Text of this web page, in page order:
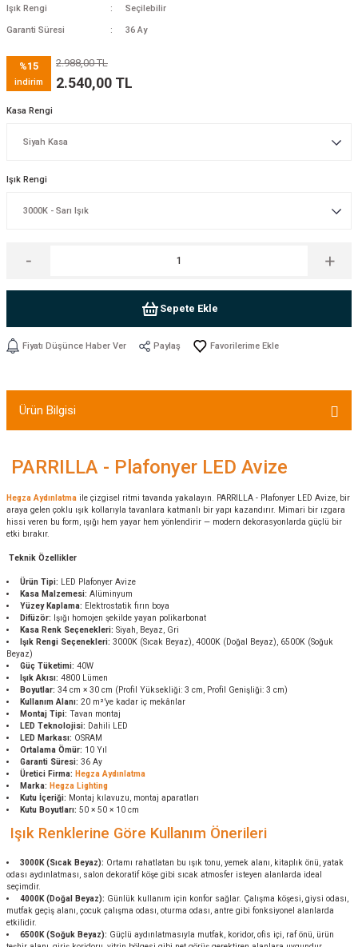
Işık Rengi Seçilebilir
Garanti Süresi 36 Ay
%15
indirim
2.988,00 TL
2.540,00 TL
Kasa Rengi
Işık Rengi
Sepete Ekle
Fiyatı Düşünce Haber Ver Paylaş
Ürün Bilgisi
PARRILLA - Plafonyer LED Avize
Hegza Aydınlatma ile çizgisel ritmi tavanda yakalayın. PARRILLA - Plafonyer LED Avize, bir
araya gelen çoklu ışık kollarıyla tavanlara katmanlı bir yapı kazandırır. Mimari bir ızgara
hissi veren bu form, ışığı hem yayar hem yönlendirir — modern dekorasyonlarda güçlü bir
etki bırakır.
Teknik Özellikler
Ürün Tipi:
LED Plafonyer Avize
Kasa Malzemesi: Alüminyum
Yüzey Kaplama: Elektrostatik fırın boya
Difüzör:
Işığı homojen şekilde yayan polikarbonat
Kasa Renk Seçenekleri: Siyah, Beyaz, Gri
Işık Rengi Seçenekleri: 3000K (Sıcak Beyaz), 4000K (Doğal Beyaz), 6500K (Soğuk
Beyaz)
Güç Tüketimi: 40W
Işık Akısı: 4800 Lümen
Boyutlar: 34 cm × 30 cm (Profil Yüksekliği: 3 cm, Profil Genişliği: 3 cm)
Kullanım Alanı: 20 m²’ye kadar iç mekânlar
Montaj Tipi: Tavan montaj
LED Teknolojisi: Dahili LED
LED Markası: OSRAM
Ortalama Ömür: 10 Yıl
Garanti Süresi: 36 Ay
Üretici Firma: Hegza Aydınlatma
Marka: Hegza Lighting
Kutu İçeriği: Montaj kılavuzu, montaj aparatları
Kutu Boyutları: 50 × 50 × 10 cm
Işık Renklerine Göre Kullanım Önerileri
3000K (Sıcak Beyaz): Ortamı rahatlatan bu ışık tonu, yemek alanı, kitaplık önü, yatak
odası aydınlatması, salon dekoratif köşe gibi sıcak atmosfer isteyen alanlarda ideal
seçimdir.
4000K (Doğal Beyaz): Günlük kullanım için konfor sağlar. Çalışma köşesi, giysi odası,
mutfak geçiş alanı, çocuk çalışma odası, oturma odası, antre gibi fonksiyonel alanlarda
etkilidir.
6500K (Soğuk Beyaz): Güçlü aydınlatmasıyla mutfak, koridor, ofis içi, raf önü, ürün